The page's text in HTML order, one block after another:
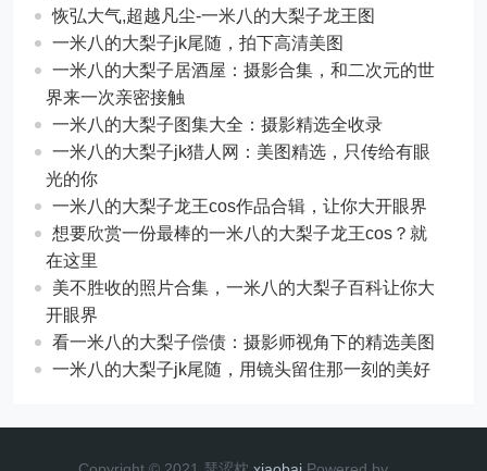
恢弘大气,超越凡尘-一米八的大梨子龙王图
一米八的大梨子jk尾随，拍下高清美图
一米八的大梨子居酒屋：摄影合集，和二次元的世
界来一次亲密接触
一米八的大梨子图集大全：摄影精选全收录
一米八的大梨子jk猎人网：美图精选，只传给有眼
光的你
一米八的大梨子龙王cos作品合辑，让你大开眼界
想要欣赏一份最棒的一米八的大梨子龙王cos？就
在这里
美不胜收的照片合集，一米八的大梨子百科让你大
开眼界
看一米八的大梨子偿债：摄影师视角下的精选美图
一米八的大梨子jk尾随，用镜头留住那一刻的美好